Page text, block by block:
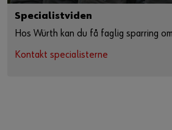
Specialistviden
Hos Würth kan du få faglig sparring
Kontakt specialisterne